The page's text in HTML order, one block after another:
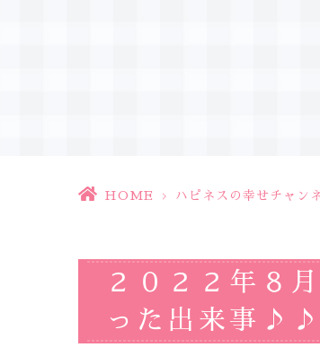
HOME > ハピネスの幸せチャン
２０２２年８
った出来事♪♪